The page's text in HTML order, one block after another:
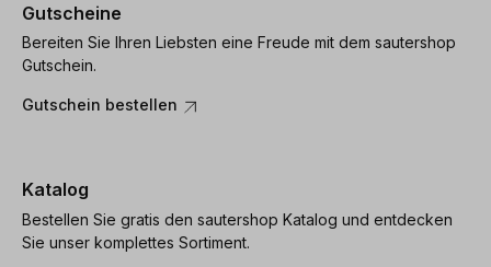
Gutscheine
Bereiten Sie Ihren Liebsten eine Freude mit dem sautershop
Gutschein.
Gutschein bestellen
Katalog
Bestellen Sie gratis den sautershop Katalog und entdecken
Sie unser komplettes Sortiment.